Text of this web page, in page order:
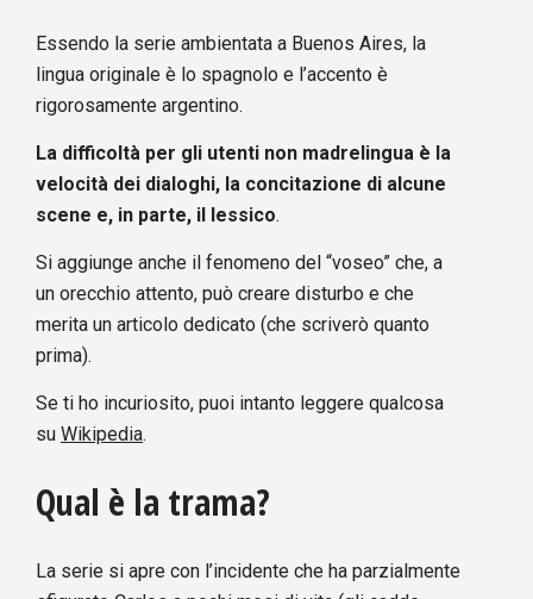
Essendo la serie ambientata a Buenos Aires, la
lingua originale è lo spagnolo e l’accento è
rigorosamente argentino.
La difficoltà per gli utenti non madrelingua è la
velocità dei dialoghi, la concitazione di alcune
scene e, in parte, il lessico.
Si aggiunge anche il fenomeno del “voseo” che, a
un orecchio attento, può creare disturbo e che
merita un articolo dedicato (che scriverò quanto
prima).
Se ti ho incuriosito, puoi intanto leggere qualcosa
su Wikipedia.
Qual è la trama?
La serie si apre con l’incidente che ha parzialmente